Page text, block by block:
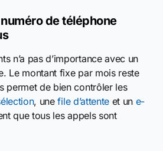
de téléphone
n’a pas d’importance avec un
Le montant fixe par mois reste
permet de bien contrôler les
, unefile d’attente et un e-
que tous les appels sont